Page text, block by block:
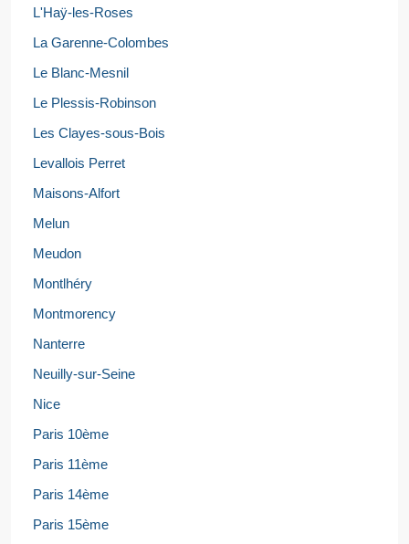
L'Haÿ-les-Roses
La Garenne-Colombes
Le Blanc-Mesnil
Le Plessis-Robinson
Les Clayes-sous-Bois
Levallois Perret
Maisons-Alfort
Melun
Meudon
Montlhéry
Montmorency
Nanterre
Neuilly-sur-Seine
Nice
Paris 10ème
Paris 11ème
Paris 14ème
Paris 15ème